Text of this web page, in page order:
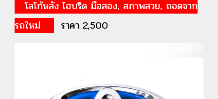
โลโก้หลัง ไฮบริด มือสอง, สภาพสวย, ถอดจาก
รถใหม่
ราคา 2,500